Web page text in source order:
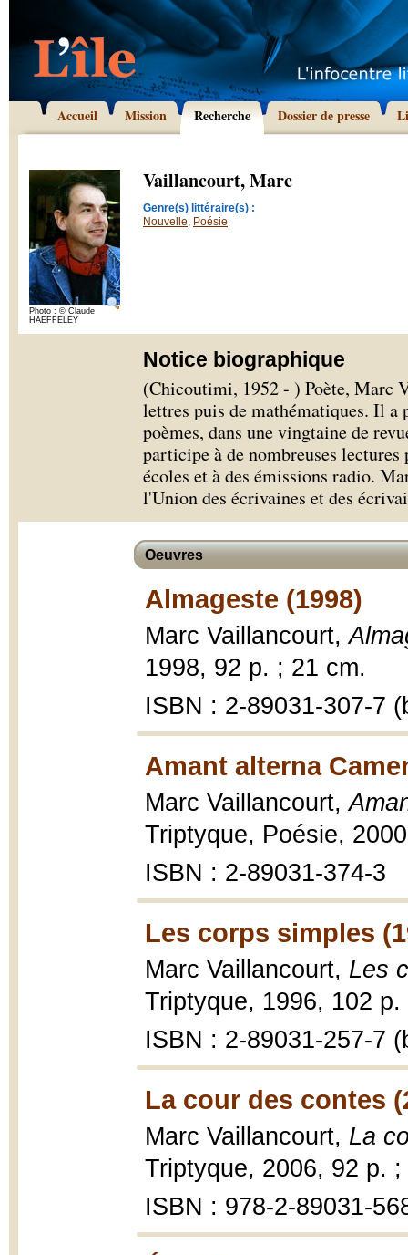
Accueil Mission Recherche Dossier de presse
Photo : © Claude
HAEFFELEY
Vaillancourt, Marc
Genre(s) littéraire(s) :
Nouvelle, Poésie
Notice biographique
(Chicoutimi, 1952 - ) Poète, Marc
lettres puis de mathématiques. Il a
poèmes, dans une vingtaine de
participe à de nombreuses lectures
écoles et à des émissions radio.
l'Union des écrivaines et des
Oeuvres
Almageste (1998)
Marc Vaillancourt,
1998, 92 p. ; 21 cm.
ISBN : 2-89031-307-7
Amant alterna
Marc Vaillancourt,
Triptyque, Poésie, 2000
ISBN : 2-89031-374-3
Les corps simples
Marc Vaillancourt, Les
Triptyque, 1996, 102
ISBN : 2-89031-257-7
La cour des contes
Marc Vaillancourt, La
Triptyque, 2006, 92 p.
ISBN : 978-2-89031-